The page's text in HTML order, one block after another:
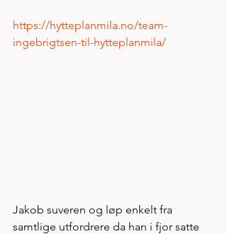
https://hytteplanmila.no/team-
ingebrigtsen-til-hytteplanmila/
Jakob suveren og løp enkelt fra
samtlige utfordrere da han i fjor satte